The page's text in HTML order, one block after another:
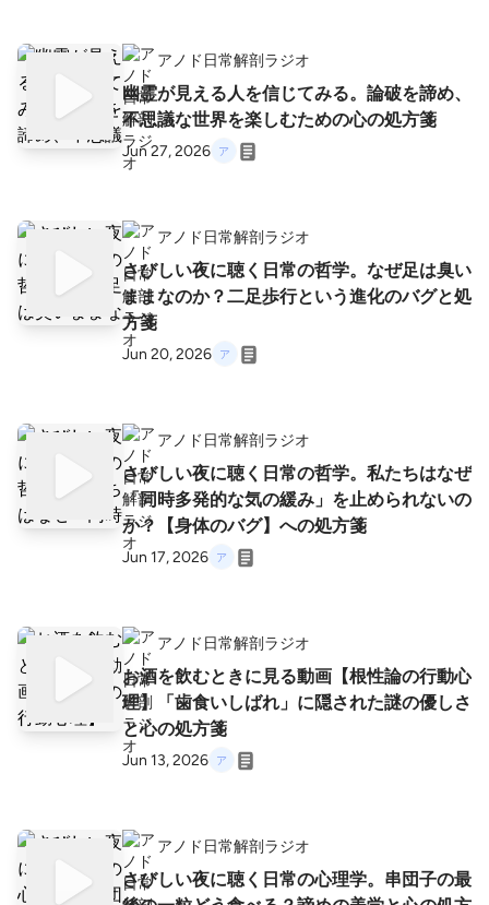
アノド日常解剖ラジオ
幽霊が見える人を信じてみる。論破を諦め、
不思議な世界を楽しむための心の処方箋
Jun 27, 2026
アノド日常解剖ラジオ
さびしい夜に聴く日常の哲学。なぜ足は臭い
ままなのか？二足歩行という進化のバグと処
方箋
Jun 20, 2026
アノド日常解剖ラジオ
さびしい夜に聴く日常の哲学。私たちはなぜ
「同時多発的な気の緩み」を止められないの
か？【身体のバグ】への処方箋
Jun 17, 2026
アノド日常解剖ラジオ
お酒を飲むときに見る動画【根性論の行動心
理】「歯食いしばれ」に隠された謎の優しさ
と心の処方箋
Jun 13, 2026
アノド日常解剖ラジオ
さびしい夜に聴く日常の心理学。串団子の最